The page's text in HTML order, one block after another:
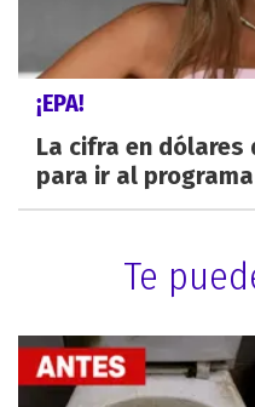
¡EPA!
La cifra en dólares
para ir al
Te